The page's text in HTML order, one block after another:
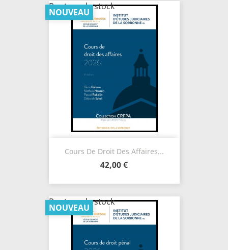
Cours De Droit Des Affaires...
42,00 €
NOUVEAU
Rupture de stock
NOUVEAU
Rupture de stock